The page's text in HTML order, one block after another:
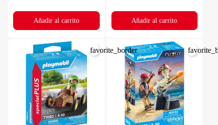
Añadir al carrito Añadir al carrito
favorite_border